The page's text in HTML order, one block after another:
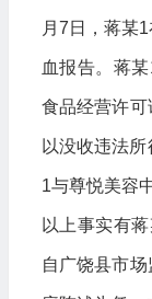
月7日，蒋某
血报告。蒋
食品经营许
以没收违法
1与尊悦美容
以上事实有
自广饶县市